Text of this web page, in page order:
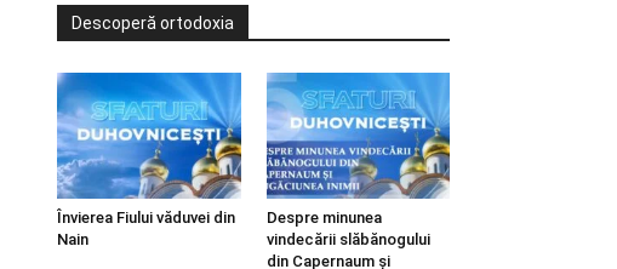
Descoperă ortodoxia
Învierea Fiului văduvei din
Nain
Despre minunea
vindecării slăbănogului
din Capernaum și